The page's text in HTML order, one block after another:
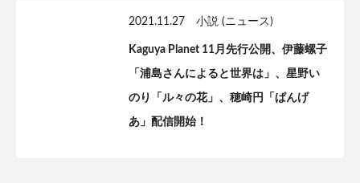
2021.11.27 小説 (ニュース)
Kaguya Planet 11月先行公開、伊藤螺子
「浦島さんによると世界は」、星野い
のり「ル々の花」、穂崎円「ぱんげ
あ」配信開始！